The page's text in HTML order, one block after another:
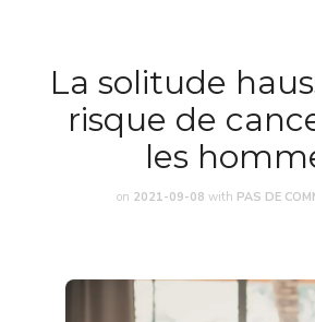
La solitude
risque de
les
on 2021-09-08 with PAS DE